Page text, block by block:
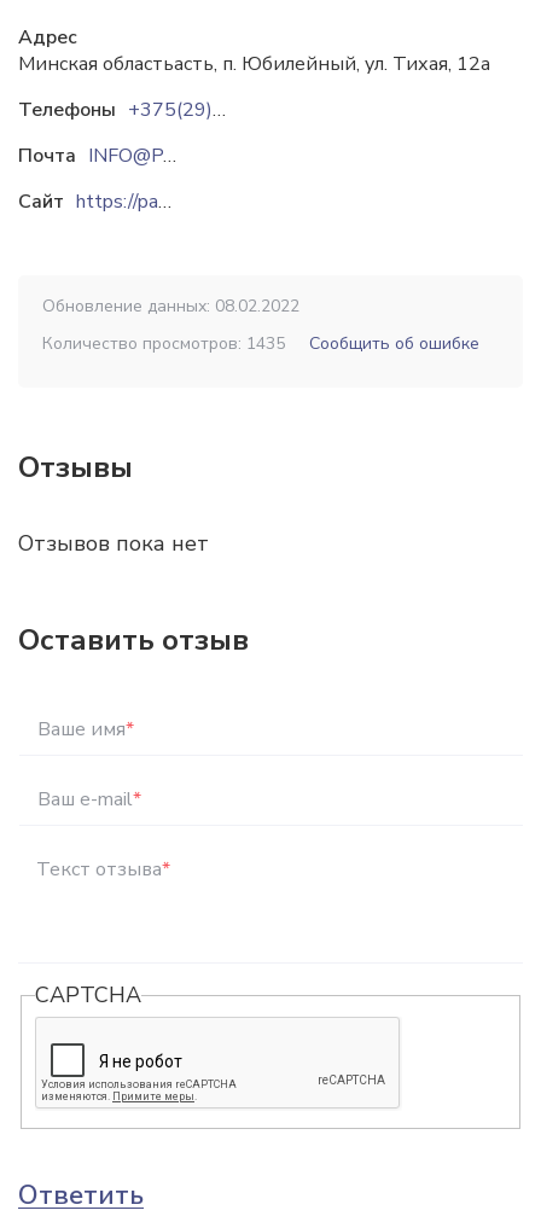
Адрес
Минская областьасть, п. Юбилейный, ул. Тихая, 12а
Телефоны
+375(29)99-509-66
Почта
INFO@PALLETS.BY
Сайт
https://pallets.by
Обновление данных: 08.02.2022
Количество просмотров: 1435
Сообщить об ошибке
Отзывы
Отзывов пока нет
Оставить отзыв
Ваше имя*
Ваш e-mail*
Текст отзыва*
CAPTCHA
Ответить